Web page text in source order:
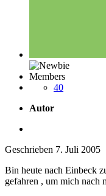
Members
40
Autor
Geschrieben 7. Juli 2005
Bin heute nach Einbeck
gefahren , um mich nach